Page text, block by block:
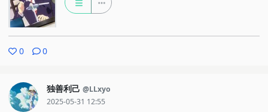
0 0
独善利己 @LLxyo
2025-05-31 12:55